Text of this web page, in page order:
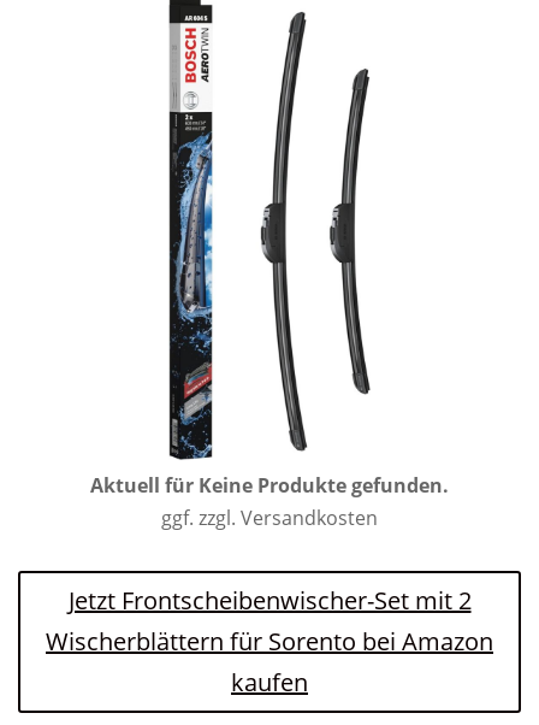
Aktuell für Keine Produkte gefunden.
ggf. zzgl. Versandkosten
Jetzt Frontscheibenwischer-Set mit 2
Wischerblättern für Sorento bei Amazon
kaufen